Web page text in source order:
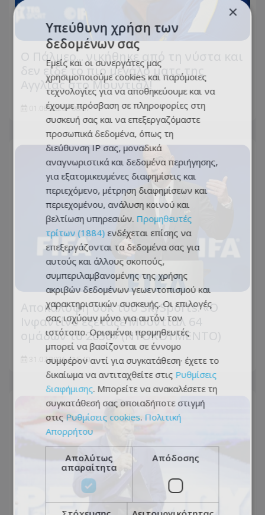
Ο Πάλμερ... νικήθηκε από τη νύστα και
δεν είδε το πιο μεγάλο ματς της
Αγγλίας στο Μουντιάλ!
01.08.2026 - 08:57
Αποκάλυψη σοκ του SkySports: «O
Ινφαντίνο εξέταζε Μουντιάλ 64
ομάδων το 2030» (ΝΤΟΚΟΥΜΕΝΤΟ)
31.07.2026 - 15:40
×
Υπεύθυνη χρήση των
δεδομένων σας
Εμείς και οι συνεργάτες μας
χρησιμοποιούμε cookies και παρόμοιες
τεχνολογίες για να αποθηκεύουμε και να
έχουμε πρόσβαση σε πληροφορίες στη
συσκευή σας και να επεξεργαζόμαστε
προσωπικά δεδομένα, όπως τη
διεύθυνση IP σας, μοναδικά
αναγνωριστικά και δεδομένα περιήγησης,
για εξατομικευμένες διαφημίσεις και
περιεχόμενο, μέτρηση διαφημίσεων και
περιεχομένου, ανάλυση κοινού και
βελτίωση υπηρεσιών. Προμηθευτές
τρίτων (1884) ενδέχεται επίσης να
επεξεργάζονται τα δεδομένα σας για
αυτούς και άλλους σκοπούς,
συμπεριλαμβανομένης της χρήσης
ακριβών δεδομένων γεωεντοπισμού και
χαρακτηριστικών συσκευής. Οι επιλογές
σας ισχύουν μόνο για αυτόν τον
ιστότοπο. Ορισμένοι προμηθευτές
μπορεί να βασίζονται σε έννομο
συμφέρον αντί για συγκατάθεση· έχετε το
δικαίωμα να αντιταχθείτε στις Ρυθμίσεις
διαφήμισης. Μπορείτε να ανακαλέσετε τη
συγκατάθεσή σας οποιαδήποτε στιγμή
στις Ρυθμίσεις cookies. Πολιτική
Απορρήτου
Απολύτως
απαραίτητα
Απόδοσης